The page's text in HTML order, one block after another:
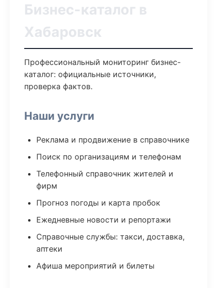
Бизнес-каталог в
Хабаровск
Профессиональный мониторинг бизнес-
каталог: официальные источники,
проверка фактов.
Наши услуги
Реклама и продвижение в справочнике
Поиск по организациям и телефонам
Телефонный справочник жителей и
фирм
Прогноз погоды и карта пробок
Ежедневные новости и репортажи
Справочные службы: такси, доставка,
аптеки
Афиша мероприятий и билеты